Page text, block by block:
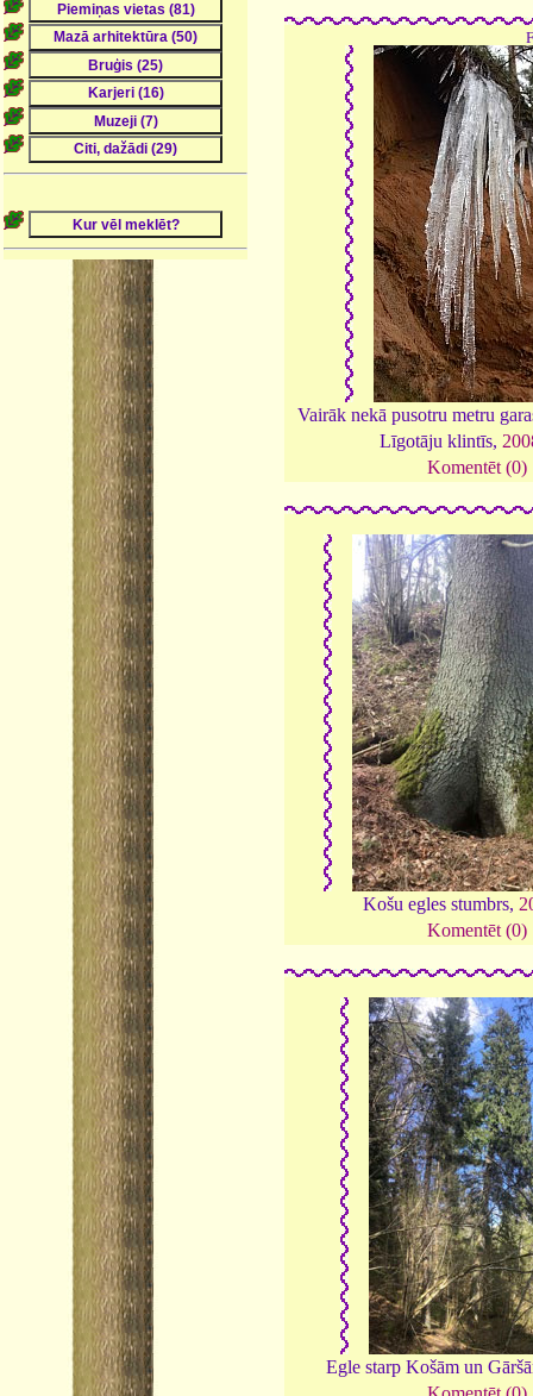
Vairāk nekā pusotru metru
Līgotāju klintīs,
Komentēt (0)
Košu egles stumbrs,
Komentēt (0)
Egle starp Košām un